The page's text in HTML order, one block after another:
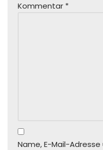
Kommentar *
Name, E-Mail-